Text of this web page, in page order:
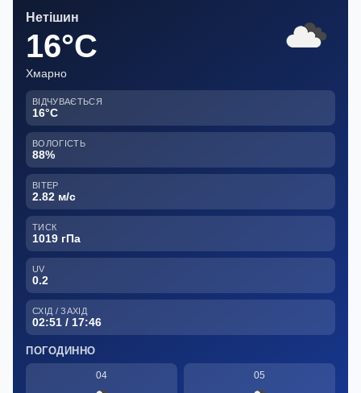
Нетішин
16°C
Хмарно
ВІДЧУВАЄТЬСЯ
16°C
ВОЛОГІСТЬ
88%
ВІТЕР
2.82 м/с
ТИСК
1019 гПа
UV
0.2
СХІД / ЗАХІД
02:51 / 17:46
ПОГОДИННО
04 05